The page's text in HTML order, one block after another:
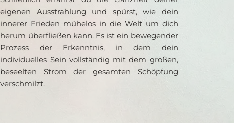
eigenen Ausstrahlung und spürst, wie dein
innerer Frieden mühelos in die Welt um dich
herum überfließen kann. Es ist ein bewegender
Prozess der Erkenntnis, in dem dein
individuelles Sein vollständig mit dem großen,
beseelten Strom der gesamten Schöpfung
verschmilzt.